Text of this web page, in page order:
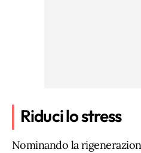
Riduci lo stress
Nominando la